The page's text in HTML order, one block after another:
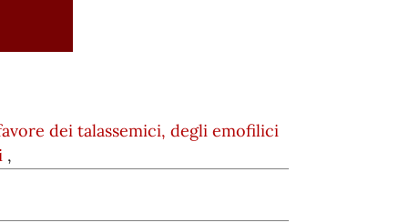
dei talassemici, degli emofilici
,